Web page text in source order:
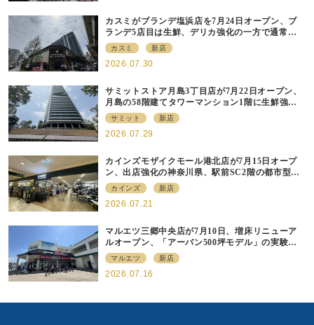
カスミがブランデ塩浜店を7月24日オープン、ブ
ランデ5店目は生鮮、デリカ強化の一方で通常店
の要素も取り入れ
カスミ 新店
2026.07.30
サミットストア月島3丁目店が7月22日オープン、
月島の58階建てタワーマンション1階に生鮮強化
の小商圏型店を出店
サミット 新店
2026.07.29
カインズモザイクモール港北店が7月15日オープ
ン、出店強化の神奈川県、駅前SC2階の都市型小
型店
カインズ 新店
2026.07.21
マルエツ三郷中央店が7月10日、増床リニューア
ルオープン、「アーバン500坪モデル」の実験を
集大成、駅前立地受け、寿司を象徴に
マルエツ 新店
2026.07.16